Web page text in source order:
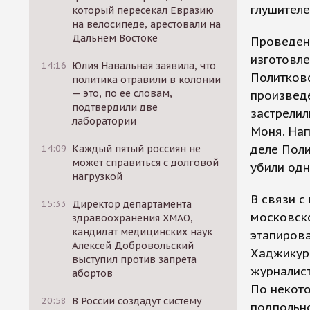
который пересекал Евразию
на велосипеде, арестовали на
Дальнем Востоке
14:16 Юлия Навальная заявила, что
политика отравили в колонии
— это, по ее словам,
подтвердили две
лаборатории
14:09 Каждый пятый россиян не
может справиться с долговой
нагрузкой
15:33
Директор департамента
здравоохранения ХМАО,
кандидат медицинских наук
Алексей Добровольский
выступил против запрета
абортов
20:58
В России создадут систему
Моня.
деле
убили
В связи
По